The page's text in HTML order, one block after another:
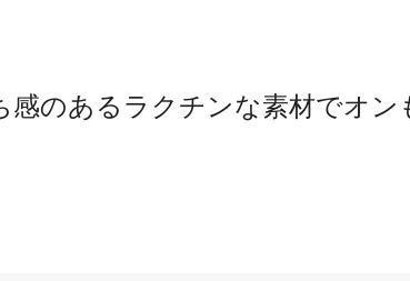
感のあるラクチンな素材でオ